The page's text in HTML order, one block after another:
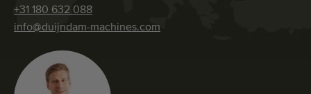
+31 180 632 088
info@duijndam-machines.com